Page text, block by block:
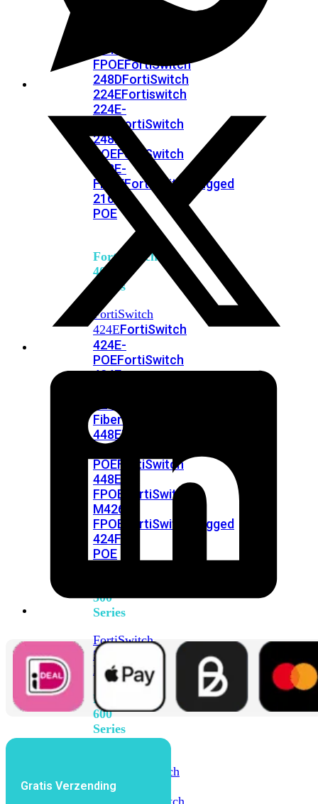
224D-
FPOEFortiSwitch
248DFortiSwitch
224EFortiswitch
224E-
FortiSwitch
248E-
POEFortiSwitch
248E-
FPOEFortiSwitchRugged
216F-
POE
FortiSwitch
400
Series
FortiSwitch
424EFortiSwitch
424E-
POEFortiSwitch
424E-
FiberFortiSwitch
448EFortiSwitch
POEFortiSwitch
448E-
FPOE
FortiSwitch
M426E-
FPOE
FortiSwitchRugged
424F-
POE
500
Series
FortiSwitch
548D-
FPOE
FortiSwitch
600
Series
FortiSwitch
624F-
FortiSwitch
Gratis Verzending